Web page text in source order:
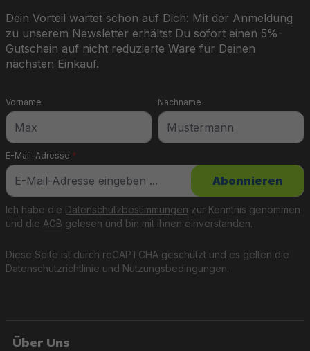
Dein Vorteil wartet schon auf Dich: Mit der Anmeldung
zu unserem Newsletter erhältst Du sofort einen 5%-
Gutschein auf nicht reduzierte Ware für Deinen
nächsten Einkauf.
E-Mail-Adresse *
Vorname Nachname
Diese Seite ist durch reCAPTCHA geschützt und es gelten die
Datenschutzrichtlinie und Nutzungsbedingungen.
Ich habe die Datenschutzbestimmungen zur Kenntnis genommen
und die AGB gelesen und bin mit ihnen einverstanden.
Abonnieren
Über Uns